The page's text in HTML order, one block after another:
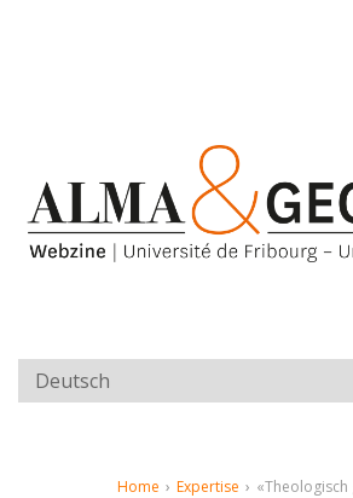
Home › Expertise › «Theologisch